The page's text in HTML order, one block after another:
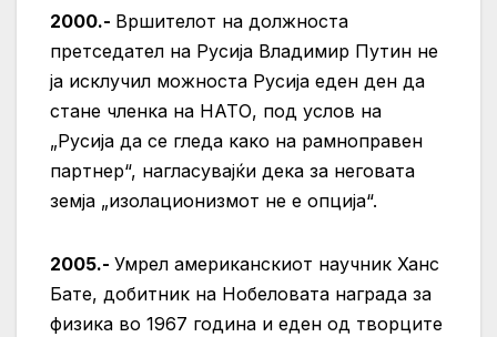
2000.- Вршителот на должноста
претседател на Русија Владимир Путин не
ја исклучил можноста Русија еден ден да
стане членка на НАТО, под услов на
„Русија да се гледа како на рамноправен
партнер“, нагласувајќи дека за неговата
земја „изолационизмот не е опција“.
2005.- Умрел американскиот научник Ханс
Бате, добитник на Нобеловата награда за
физика во 1967 година и еден од творците